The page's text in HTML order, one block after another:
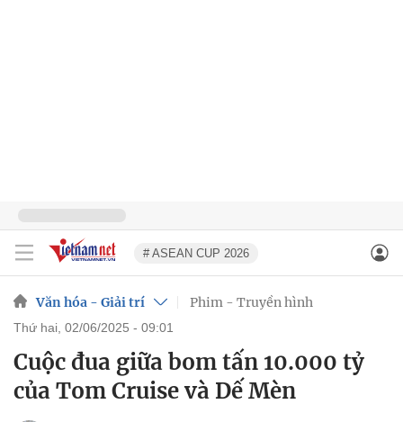
# ASEAN CUP 2026
Văn hóa - Giải trí Phim - Truyền hình
thứ hai, 02/06/2025 - 09:01
Cuộc đua giữa bom tấn 10.000 tỷ
của Tom Cruise và Dế Mèn